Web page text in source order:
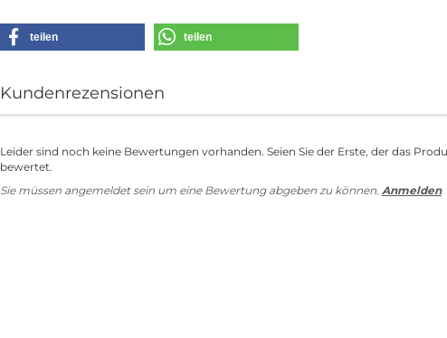
teilen teilen
Kundenrezensionen
Leider sind noch keine Bewertungen vorhanden. Seien Sie der Erste, der das
bewertet.
Sie müssen angemeldet sein um eine Bewertung abgeben zu können. Anmelden